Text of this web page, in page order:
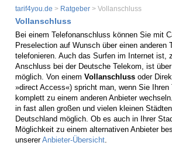
tarif4you.de > Ratgeber > Vollanschluss
Vollanschluss
Bei einem Telefonanschluss können Sie mit
Preselection auf Wunsch über einen anderen
telefonieren. Auch das Surfen im Internet ist,
Anschluss bei der Deutsche Telekom, ist
möglich. Von einem Vollanschluss oder
»direct Access«) spricht man, wenn Sie Ihren
komplett zu einem anderen Anbieter
in fast allen großen und vielen kleinen
Deutschland möglich. Ob es auch in Ihrer
Möglichkeit zu einem alternativen Anbieter
unsererAnbieter-Übersicht.